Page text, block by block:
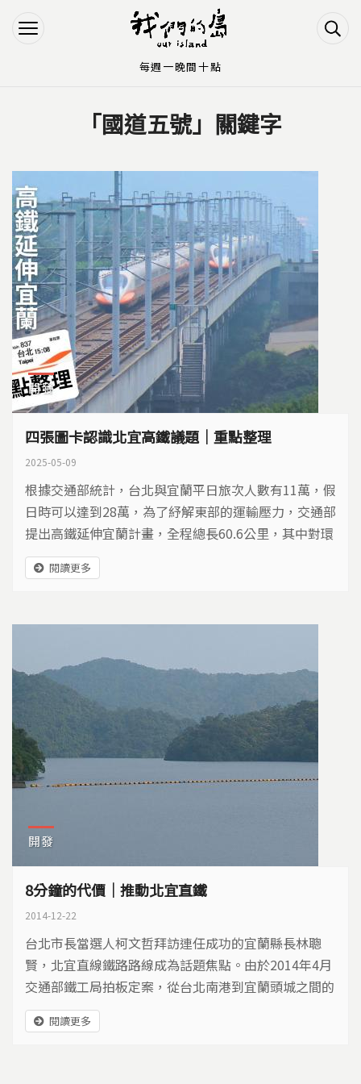
Jump to Navigation
Jump to Main content
「國道五號」關鍵字
開發
四張圖卡認識北宜高鐵議題｜重點整理
2025-05-09
根據交通部統計，台北與宜蘭平日旅次人數有11萬，假
日時可以達到28萬，為了紓解東部的運輸壓力，交通部
提出高鐵延伸宜蘭計畫，全程總長60.6公里，其中對環
境和生態的衝擊，更是關注焦點....
閱讀更多
開發
8分鐘的代價｜推動北宜直鐵
2014-12-22
台北市長當選人柯文哲拜訪連任成功的宜蘭縣長林聰
賢，北宜直線鐵路路線成為話題焦點。由於2014年4月
交通部鐵工局拍板定案，從台北南港到宜蘭頭城之間的
路線，將避開翡翠水庫集水區，繞行新北市雙溪地區，
兩人希望中央能重新考慮，改走經過翡翠水庫集水區的
閱讀更多
每週一晚間十點